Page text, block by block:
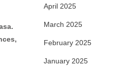
April 2025
March 2025
February 2025
January 2025